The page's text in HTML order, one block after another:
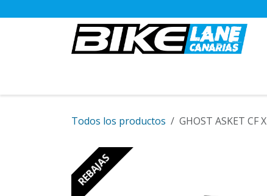
Todos los productos GHOST ASKET CF X
REBAJAS